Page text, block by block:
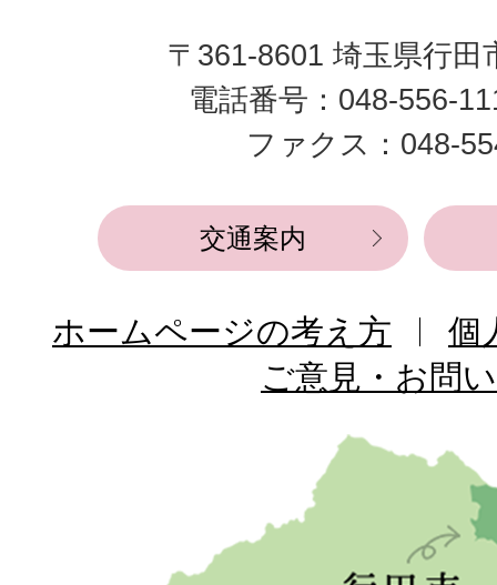
市
役
所
〒361-8601 埼玉県行田
電話番号：048-556-
ファクス：048-
交通案内
ホームページの考え方
個
ご意見・お問